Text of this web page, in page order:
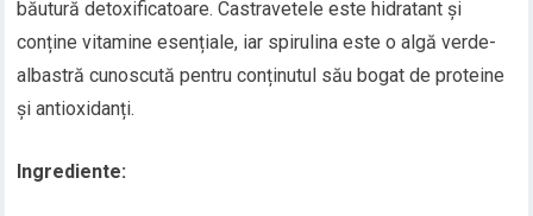
băutură detoxificatoare. Castravetele este hidratant și
conține vitamine esențiale, iar spirulina este o algă verde-
albastră cunoscută pentru conținutul său bogat de proteine
și antioxidanți.
Ingrediente: